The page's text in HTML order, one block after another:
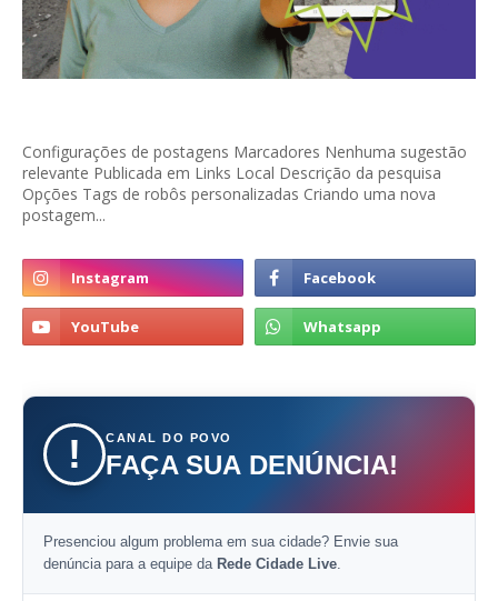
Configurações de postagens Marcadores Nenhuma sugestão
relevante Publicada em Links Local Descrição da pesquisa
Opções Tags de robôs personalizadas Criando uma nova
postagem...
! CANAL DO POVO
FAÇA SUA DENÚNCIA!
Presenciou algum problema em sua cidade? Envie sua
denúncia para a equipe da Rede Cidade Live